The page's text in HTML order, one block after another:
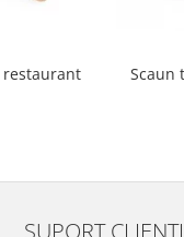
Scaun
SUPORT CLIENTI